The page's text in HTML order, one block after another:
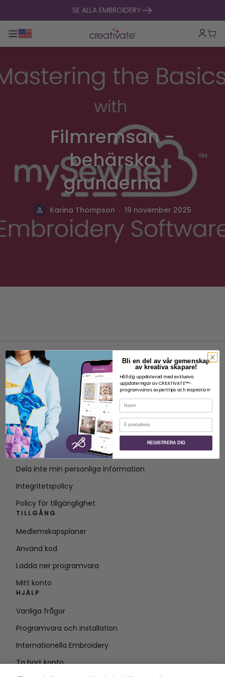
SE ALLA EMBROIDERY
Toggle huvudnavigering
Filmremsan -
behärska
grunderna
Karina Thompson . 19 november 2025
OM
Om SVP Worldwide
Kontakt
Villkor för tjänsten
Dela inte min personliga information
Integritetspolicy
Policy för tillgänglighet
TILLGÅNG
Medlemskapsplaner
Använd kod
Ladda ner programvara
Mitt konto
HJÄLP
Vanliga frågor
Programvara och installation
Internationella Embroidery
Ta bort konto
Bli en del av vår gemenskap
av kreativa skapare!
Håll dig uppdaterad med exklusiva
uppdateringar av CREATIVATE™-
programvaran, experttips och inspiration!
Namn
E-post
REGISTRERA DIG